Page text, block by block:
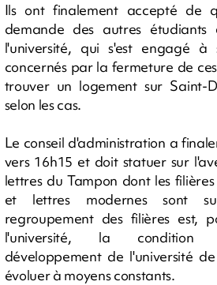
Ils ont finalement accepté de
demande des autres
l'université, qui s'est engagé à
concernés par la fermeture de
trouver un logement sur Saint-
selon les cas.
Le conseil d'administration a
vers 16h15 et doit statuer sur
lettres du Tampon dont les
et lettres modernes sont
regroupement des filières est,
l'université, la condition
développement de l'université
évoluer à moyens constants.